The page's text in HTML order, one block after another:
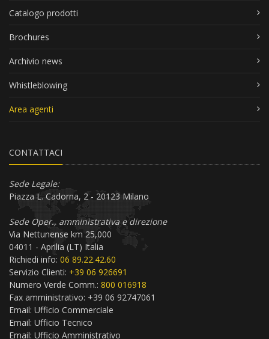
Catalogo prodotti
Brochures
Archivio news
Whistleblowing
Area agenti
CONTATTACI
Sede Legale:
Piazza L. Cadorna, 2 - 20123 Milano
Sede Oper., amministrativa e direzione
Via Nettunense km 25,000
04011 - Aprilia (LT) Italia
Richiedi info: 06 89.22.42.60
Servizio Clienti: +39 06 926691
Numero Verde Comm.: 800 016918
Fax amministrativo: +39 06 92747061
Email: Ufficio Commerciale
Email: Ufficio Tecnico
Email: Ufficio Amministrativo